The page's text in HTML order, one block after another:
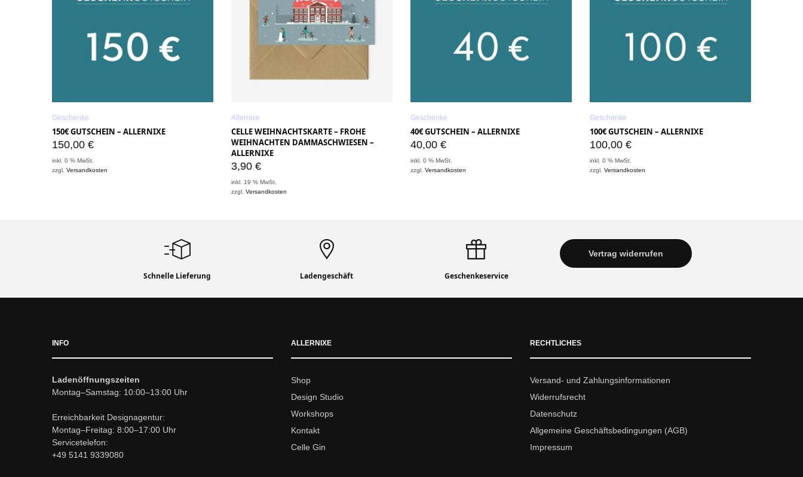
Geschenke
150€ GUTSCHEIN – ALLERNIXE
150,00 €
inkl. 0 % MwSt.
zzgl.Versandkosten
Allernixe
CELLE WEIHNACHTSKARTE – FROHE
WEIHNACHTEN DAMMASCHWIESEN –
ALLERNIXE
3,90 €
inkl. 19 % MwSt.
zzgl.Versandkosten
Geschenke
40€ GUTSCHEIN – ALLERNIXE
40,00 €
inkl. 0 % MwSt.
zzgl.Versandkosten
Geschenke
100€ GUTSCHEIN – ALLERNIXE
100,00 €
inkl. 0 % MwSt.
zzgl.Versandkosten
Schnelle Lieferung Ladengeschäft Geschenkeservice
Vertrag widerrufen
INFO
Ladenöffnungszeiten
Montag–Samstag: 10:00–13:00 Uhr
Erreichbarkeit Designagentur:
Montag–Freitag: 8:00–17:00 Uhr
Servicetelefon:
+49 5141 9339080
ALLERNIXE
Shop
Design Studio
Workshops
Kontakt
Celle Gin
RECHTLICHES
Versand- und Zahlungsinformationen
Widerrufsrecht
Datenschutz
Allgemeine Geschäftsbedingungen (AGB)
Impressum